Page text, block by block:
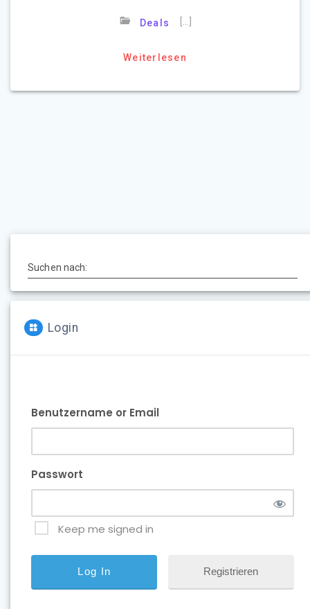
Deals […]
Weiterlesen
Suchen nach:
Login
Benutzername or Email
Passwort
Keep me signed in
Registrieren